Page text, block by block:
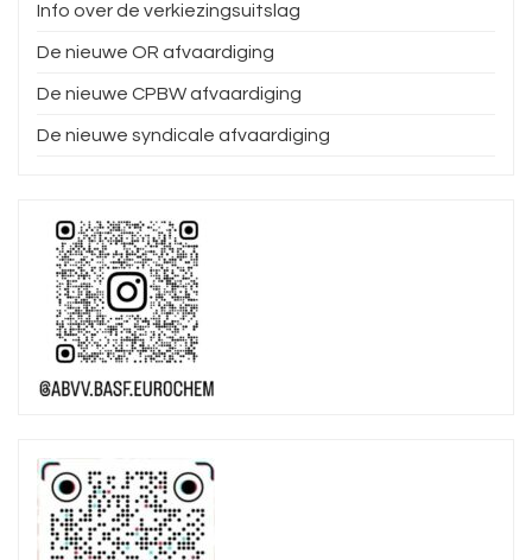
Info over de verkiezingsuitslag
De nieuwe OR afvaardiging
De nieuwe CPBW afvaardiging
De nieuwe syndicale afvaardiging